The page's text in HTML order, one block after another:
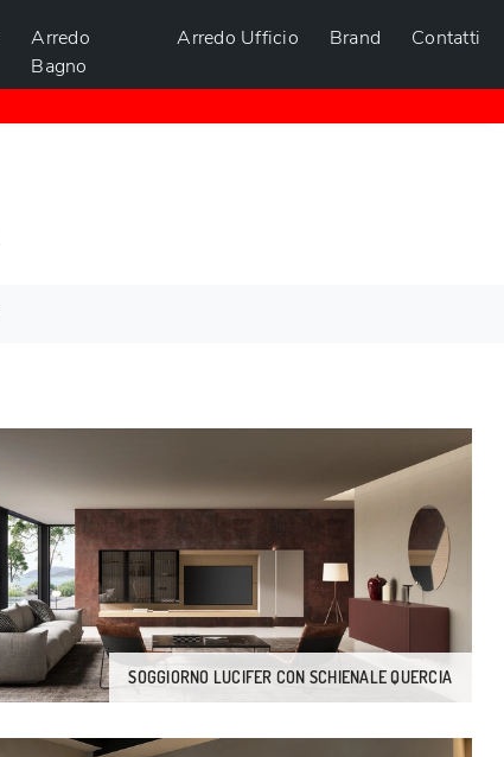
Arredo
Bagno
Arredo Ufficio Brand Contatti
SOGGIORNO LUCIFER CON SCHIENALE QUERCIA